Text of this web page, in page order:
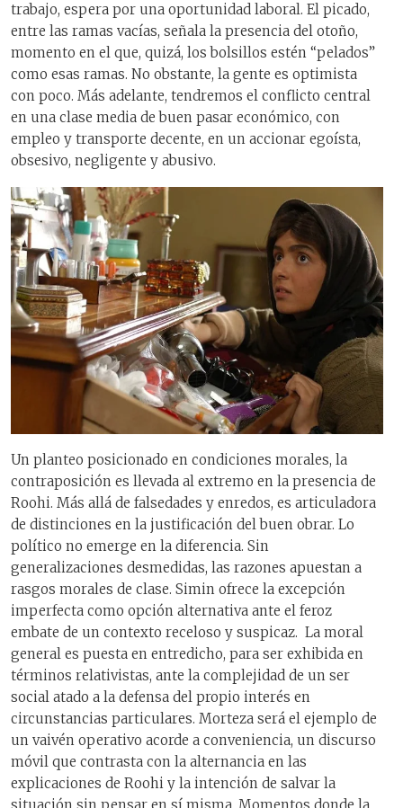
trabajo, espera por una oportunidad laboral. El picado,
entre las ramas vacías, señala la presencia del otoño,
momento en el que, quizá, los bolsillos estén “pelados”
como esas ramas. No obstante, la gente es optimista
con poco. Más adelante, tendremos el conflicto central
en una clase media de buen pasar económico, con
empleo y transporte decente, en un accionar egoísta,
obsesivo, negligente y abusivo.
Un planteo posicionado en condiciones morales, la
contraposición es llevada al extremo en la presencia de
Roohi. Más allá de falsedades y enredos, es articuladora
de distinciones en la justificación del buen obrar. Lo
político no emerge en la diferencia. Sin
generalizaciones desmedidas, las razones apuestan a
rasgos morales de clase. Simin ofrece la excepción
imperfecta como opción alternativa ante el feroz
embate de un contexto receloso y suspicaz. La moral
general es puesta en entredicho, para ser exhibida en
términos relativistas, ante la complejidad de un ser
social atado a la defensa del propio interés en
circunstancias particulares. Morteza será el ejemplo de
un vaivén operativo acorde a conveniencia, un discurso
móvil que contrasta con la alternancia en las
explicaciones de Roohi y la intención de salvar la